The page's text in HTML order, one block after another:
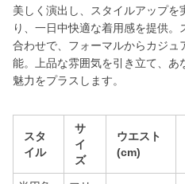
美しく演出し、スタイルアップを
り、一日中快適な着用感を提供
合わせで、フォーマルからカジ
能。上品な雰囲気を引き立て、あ
魅力をプラスします。
スタ
イル
サ
イ
ズ
ウエスト
(cm)